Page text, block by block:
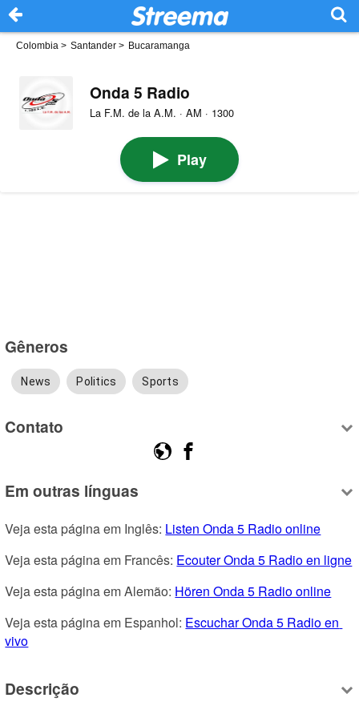
Colombia > Santander > Bucaramanga
Onda 5 Radio
La F.M. de la A.M. · AM · 1300
Play
Gêneros
News Politics Sports
Contato
Em outras línguas
Veja esta página em Inglês: Listen Onda 5 Radio online
Veja esta página em Francês: Ecouter Onda 5 Radio en ligne
Veja esta página em Alemão: Hören Onda 5 Radio online
Veja esta página em Espanhol: Escuchar Onda 5 Radio en
vivo
Descrição